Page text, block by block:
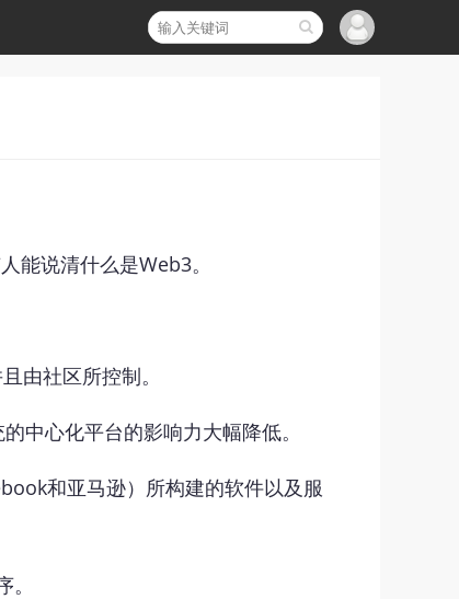
能说清什么是Web3。
由社区所控制。
中心化平台的影响力大幅降低。
和亚马逊）所构建的软件以及服